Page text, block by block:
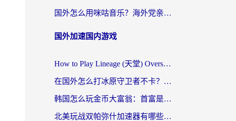
国外怎么用咪咕音乐？海外党亲测有效的听歌自由指南
国外加速国内游戏
How to Play Lineage (天堂) Overseas? The Ultimate Guide to Choosing the Best Chinese Server Game Accelerator (在国外打天堂加速器)
在国外怎么打冰原守卫者不卡？留学生亲测的国服游戏加速指南
韩国怎么玩金币大富翁：首富是谁？海外党国服游戏加速全攻略
北美玩战双帕弥什加速器有哪些？海外党亲测好用的国服加速指南